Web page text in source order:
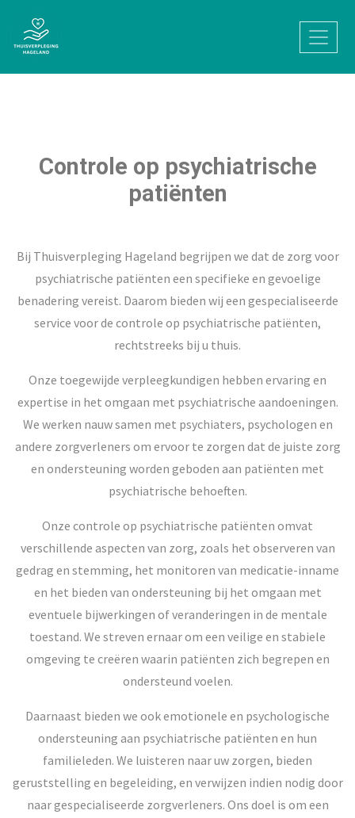
Controle op psychiatrische
patiënten
Bij Thuisverpleging Hageland begrijpen we dat de zorg voor
psychiatrische patiënten een specifieke en gevoelige
benadering vereist. Daarom bieden wij een gespecialiseerde
service voor de controle op psychiatrische patiënten,
rechtstreeks bij u thuis.
Onze toegewijde verpleegkundigen hebben ervaring en
expertise in het omgaan met psychiatrische aandoeningen.
We werken nauw samen met psychiaters, psychologen en
andere zorgverleners om ervoor te zorgen dat de juiste zorg
en ondersteuning worden geboden aan patiënten met
psychiatrische behoeften.
Onze controle op psychiatrische patiënten omvat
verschillende aspecten van zorg, zoals het observeren van
gedrag en stemming, het monitoren van medicatie-inname
en het bieden van ondersteuning bij het omgaan met
eventuele bijwerkingen of veranderingen in de mentale
toestand. We streven ernaar om een veilige en stabiele
omgeving te creëren waarin patiënten zich begrepen en
ondersteund voelen.
Daarnaast bieden we ook emotionele en psychologische
ondersteuning aan psychiatrische patiënten en hun
familieleden. We luisteren naar uw zorgen, bieden
geruststelling en begeleiding, en verwijzen indien nodig door
naar gespecialiseerde zorgverleners. Ons doel is om een